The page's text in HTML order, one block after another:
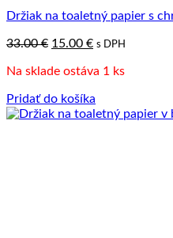
Držiak na toaletný papier s
33.00€ Pôvodná
bola:
15.00 €Aktuálna
je:
s DPH
Na sklade ostáva 1 ks
Pridať do košíka